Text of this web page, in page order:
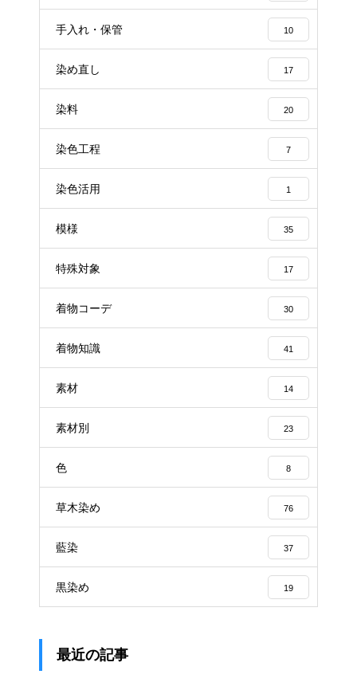
手入れ・保管 10
染め直し 17
染料 20
染色工程 7
染色活用 1
模様 35
特殊対象 17
着物コーデ 30
着物知識 41
素材 14
素材別 23
色 8
草木染め 76
藍染 37
黒染め 19
最近の記事